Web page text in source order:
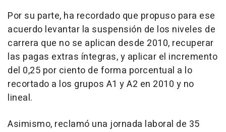
Por su parte, ha recordado que propuso para ese
acuerdo levantar la suspensión de los niveles de
carrera que no se aplican desde 2010, recuperar
las pagas extras íntegras, y aplicar el incremento
del 0,25 por ciento de forma porcentual a lo
recortado a los grupos A1 y A2 en 2010 y no
lineal.
Asimismo, reclamó una jornada laboral de 35